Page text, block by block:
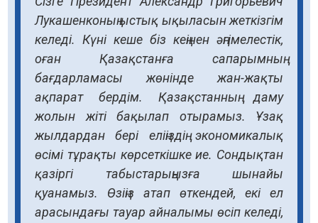
Лукашенконың ыстық ықыласын жеткізгім
келеді. Күні кеше біз кеңінен әңгімелестік,
оған Қазақстанға сапарымның
бағдарламасы жөнінде жан-жақты
ақпарат бердім. Қазақстанның даму
жолын жіті бақылап отырамыз. Ұзақ
жылдардан бері еліңіздің экономикалық
өсімі тұрақты көрсеткішке ие. Сондықтан
қазіргі табыстарыңызға шынайы
қуанамыз. Өзіңіз атап өткендей, екі ел
арасындағы тауар айналымы өсіп келеді,